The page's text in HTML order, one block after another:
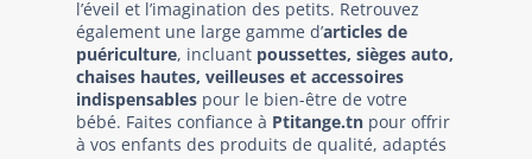
l’éveil et l’imagination des petits. Retrouvez
également une large gamme d’articles de
puériculture, incluant poussettes, sièges auto,
chaises hautes, veilleuses et accessoires
indispensables pour le bien-être de votre
bébé. Faites confiance à Ptitange.tn pour offrir
à vos enfants des produits de qualité, adaptés